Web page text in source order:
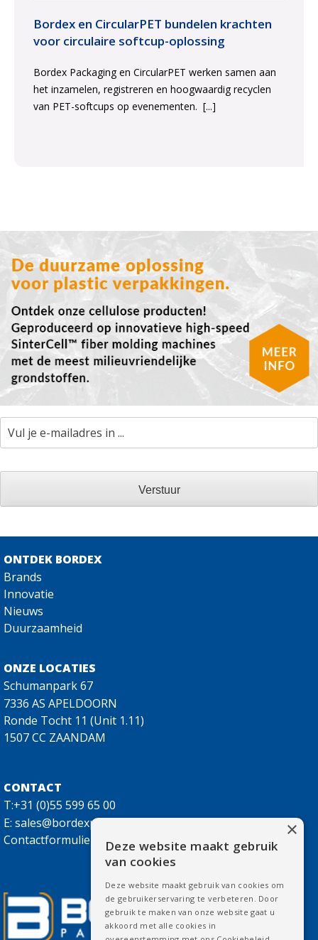
Bordex en CircularPET bundelen krachten
voor circulaire softcup-oplossing
Bordex Packaging en CircularPET werken samen aan
het inzamelen, registreren en hoogwaardig recyclen
van PET-softcups op evenementen. [...]
Vul
je
e-
ONTDEK BORDEX
Brands
Innovatie
Nieuws
Duurzaamheid
ONZE LOCATIES
Schumanpark 67
7336 AS APELDOORN
Ronde Tocht 11 (Unit 1.11)
1507 CC ZAANDAM
CONTACT
T:+31 (0)55 599 65 00
E: sales@bordexpackaging.nl
Contactformulier
Deze website maakt gebruik
van cookies
Deze website maakt gebruik van cookies om
de gebruikerservaring te verbeteren. Door
gebruik te maken van onze website gaat u
akkoord met alle cookies in
×